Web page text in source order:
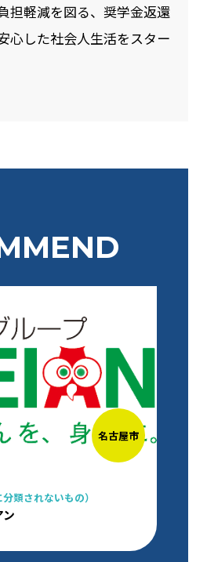
担軽減を図る、奨学金返還
心した社会人生活をスター
名古屋市
類されないもの）